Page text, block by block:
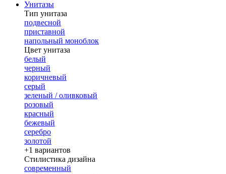
Унитазы
Тип унитаза
подвесной
приставной
напольный моноблок
Цвет унитаза
белый
черный
коричневый
серый
зеленый / оливковый
розовый
красный
бежевый
серебро
золотой
+1 вариантов
Стилистика дизайна
современный